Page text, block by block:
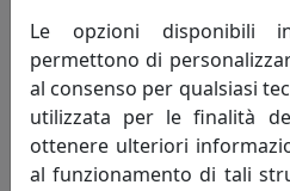
PLAFONIERA COLLEZIONE ROMA
Le opzioni disponibili
permettono di
al consenso per qualsiasi
utilizzata per le finalità
ottenere ulteriori
al funzionamento di tali